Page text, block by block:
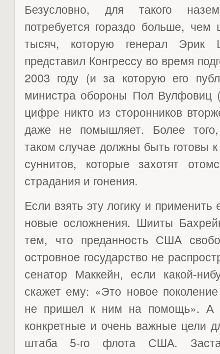
Безусловно, для такого
потребуется гораздо больше,
тысяч, которую генерал Эрик
представил Конгрессу во время
2003 году (и за которую его
министра обороны Пол Вулфовиц
цифре никто из сторонников
даже не помышляет. Более
таком случае должны быть готовы
суннитов, которые захотят
страдания и гонения.
Если взять эту логику и
новые осложнения. Шииты
тем, что преданность США
островное государство не
сенатор Маккейн, если какой-
скажет ему: «Это новое
не пришел к ним на помощь». А
конкретные и очень важные цели
штаба 5-го флота США.